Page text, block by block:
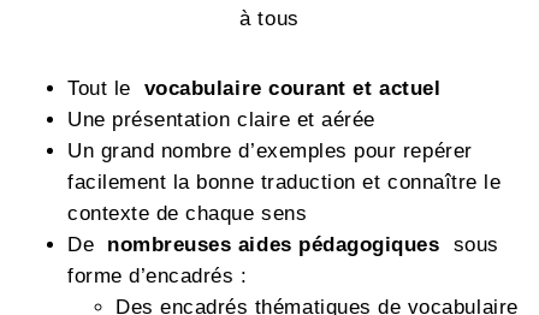
à tous
Tout le vocabulaire courant et actuel
Une présentation claire et aérée
Un grand nombre d’exemples pour repérer
facilement la bonne traduction et connaître le
contexte de chaque sens
De nombreuses aides pédagogiques sous
forme d’encadrés :
Des encadrés thématiques de vocabulaire